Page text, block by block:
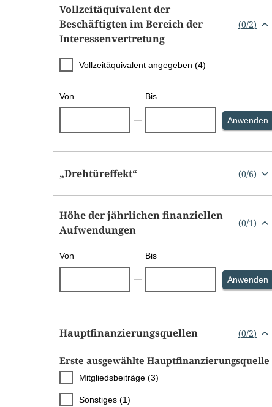
Vollzeitäquivalent der
Beschäftigten im Bereich der
Interessenvertretung
(0/2)
Vollzeitäquivalent angegeben (4)
Von Bis
Anwenden
„Drehtüreffekt“ (0/6)
Höhe der jährlichen finanziellen
Aufwendungen
(0/1)
Von Bis
Anwenden
Hauptfinanzierungsquellen (0/2)
Erste ausgewählte Hauptfinanzierungsquelle
Mitgliedsbeiträge (3)
Sonstiges (1)